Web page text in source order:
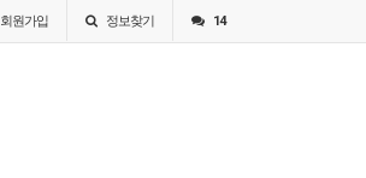
회원가입 정보찾기 14